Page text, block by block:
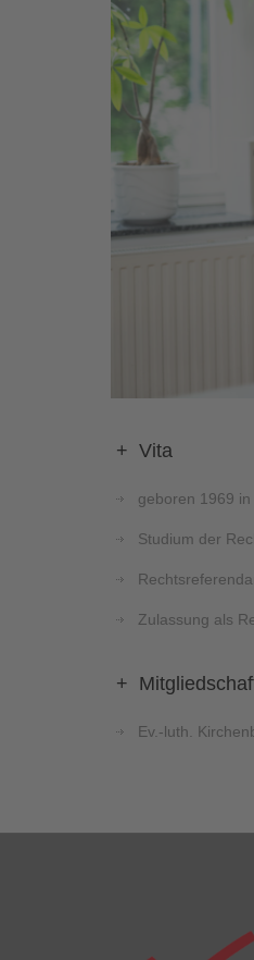
+ Vita
geboren 1969
Studium der
Zulassung als
+
Ev.-luth.